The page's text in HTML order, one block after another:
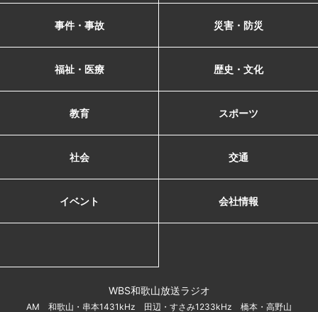
事件・事故 災害・防災
福祉・医療 歴史・文化
教育 スポーツ
社会 交通
イベント 会社情報
WBS和歌山放送ラジオ
AM 和歌山・串本1431kHz 田辺・すさみ1233kHz 橋本・高野山